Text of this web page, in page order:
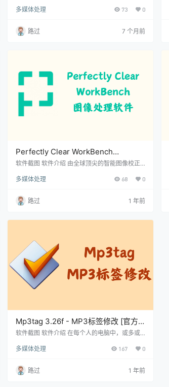
发，软件实现的功能是手机控制电脑里的B站和
e”即可打开软件。如果无法打开，那可能是缺少
环境，大家先双击安装“VC_redist.x64”，安装完
多媒体处理 73 0
路过 7 个月前
Perfectly Clear WorkBench
4.6.1.2680 – 图像处理软件 [绿色版]
软件截图 软件介绍 由全球顶尖的智能图像校正
文版是一款领先的图像清晰处理软件。该软件凭
如去除瑕疵、红眼、黑眼圈，以及柔化皮肤等。
这款智能照片处理软件的自动校正功能，可以智
erfectly Clear Workbench 绿色便携中文破解
多媒体处理 68 0
路过 1 年前
Mp3tag 3.26f - MP3标签修改 [官方
版]
软件截图 软件介绍 在每个人的电脑中，或多或
载的MP3文件中的标签信息（如歌曲名、时长、
要在硬盘中找到一首特定的歌曲可能会耗费不少
时间，而mp3Tag可以帮助你对所有歌曲进行标
多媒体处理 167 0
路过 1 年前